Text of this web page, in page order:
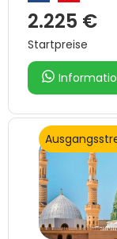
2.225 €
Startpreise